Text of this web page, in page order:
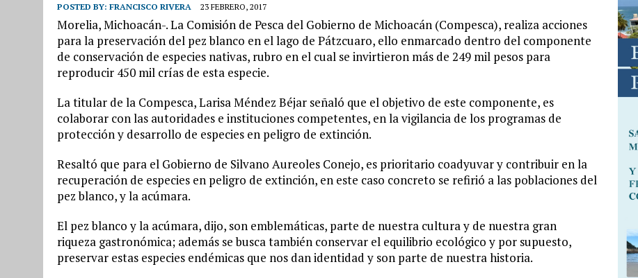
POSTED BY: FRANCISCO RIVERA 23 FEBRERO, 2017
Morelia, Michoacán-. La Comisión de Pesca del Gobierno de Michoacán (Compesca), realiza acciones
para la preservación del pez blanco en el lago de Pátzcuaro, ello enmarcado dentro del componente
de conservación de especies nativas, rubro en el cual se invirtieron más de 249 mil pesos para
reproducir 450 mil crías de esta especie.
La titular de la Compesca, Larisa Méndez Béjar señaló que el objetivo de este componente, es
colaborar con las autoridades e instituciones competentes, en la vigilancia de los programas de
protección y desarrollo de especies en peligro de extinción.
Resaltó que para el Gobierno de Silvano Aureoles Conejo, es prioritario coadyuvar y contribuir en la
recuperación de especies en peligro de extinción, en este caso concreto se refirió a las poblaciones del
pez blanco, y la acúmara.
El pez blanco y la acúmara, dijo, son emblemáticas, parte de nuestra cultura y de nuestra gran
riqueza gastronómica; además se busca también conservar el equilibrio ecológico y por supuesto,
preservar estas especies endémicas que nos dan identidad y son parte de nuestra historia.